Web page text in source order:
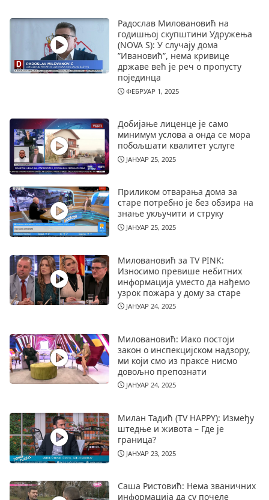
Радослав Миловановић на
годишњој скупштини Удружења
(NOVA S): У случају дома
”Ивановић”, нема кривице
државе већ је реч о пропусту
појединца
ФЕБРУАР 1, 2025
Добијање лиценце је само
минимум услова а онда се мора
побољшати квалитет услуге
ЈАНУАР 25, 2025
Приликом отварања дома за
старе потребно је без обзира на
знање укључити и струку
ЈАНУАР 25, 2025
Миловановић за TV PINK:
Износимо превише небитних
информација уместо да нађемо
узрок пожара у дому за старе
ЈАНУАР 24, 2025
Миловановић: Иако постоји
закон о инспекцијском надзору,
ми који смо из праксе нисмо
довољно препознати
ЈАНУАР 24, 2025
Милан Тадић (TV HAPPY): Између
штедње и живота – Где је
граница?
ЈАНУАР 23, 2025
Саша Ристовић: Нема званичних
информација да су почеле